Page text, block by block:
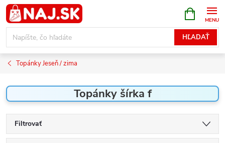
Prejsť
na
obsah
HĽADAŤ
KOŠÍK
Topánky Jeseň / zima
Topánky šírka f
Filtrovať